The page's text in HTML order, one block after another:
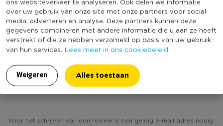
over uw gebruik van onze site met onze partners voor social
media, adverteren en analyse. Deze partners kunnen deze
gegevens combineren met andere informatie die u aan ze heeft
verstrekt of die ze hebben verzameld op basis van uw gebruik
van hun services. Lees meer in ons cookiebeleid.
Weigeren Alles toestaan
Vaatwasmachine bestendig
Ja
Duurzaamheidsscore
(Nog) geen score
bekend
Heb jij Water- / Oliefles Jungle Life - 0.5 liter?
Voor het schrijven van een review is een geldig e-mail adres nodig